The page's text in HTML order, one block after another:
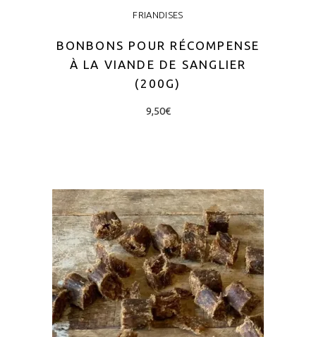
FRIANDISES
BONBONS POUR RÉCOMPENSE
À LA VIANDE DE SANGLIER
(200G)
9,50€